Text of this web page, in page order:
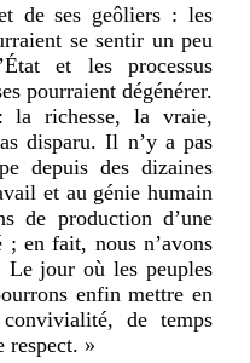
de ses geôliers : les
se sentir un peu
et les processus
pourraient dégénérer.
la richesse, la vraie,
disparu. Il n’y a pas
depuis des dizaines
et au génie humain
de production d’une
en fait, nous n’avons
Le jour où les peuples
enfin mettre en
de temps
respect. »